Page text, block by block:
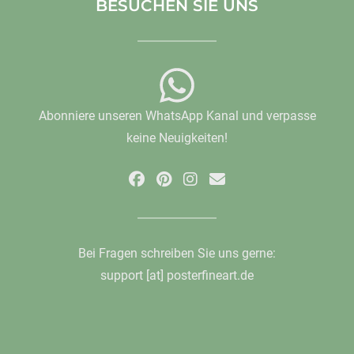
BESUCHEN SIE UNS
Abonniere unseren WhatsApp Kanal und verpasse
keine Neuigkeiten!
Bei Fragen schreiben Sie uns gerne:
support [at] posterfineart.de